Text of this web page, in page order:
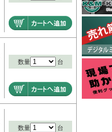
数量 台
数量 台